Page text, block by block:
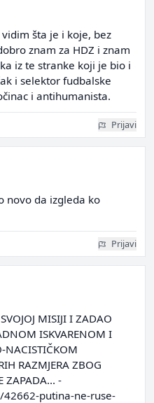
šta je i koje, bez
znam za HDZ i znam
iz te stranke koji je bio i
i selektor fudbalske
i antihumanista.
Prijavi
novo da izgleda ko
Prijavi
MISIJI I ZADAO
ISKVARENOM I
NACISTIČKOM
RAZMJERA ZBOG
ZAPADA... -
putina-ne-ruse-